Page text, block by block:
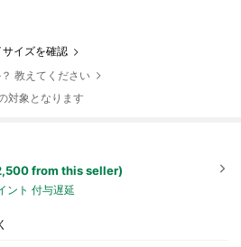
サイズを確認
教えてください
対象となります
from this seller)
ント 付与遅延